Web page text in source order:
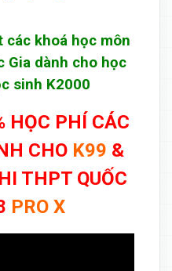
các khoá học môn
Gia dành cho học
sinh K2000
HỌC PHÍ CÁC
CHO K99 &
THPT QUỐC
PRO X